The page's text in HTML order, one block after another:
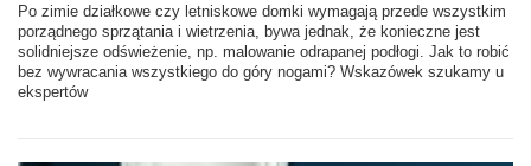
Po zimie działkowe czy letniskowe domki wymagają przede wszystkim
porządnego sprzątania i wietrzenia, bywa jednak, że konieczne jest
solidniejsze odświeżenie, np. malowanie odrapanej podłogi. Jak to robić
bez wywracania wszystkiego do góry nogami? Wskazówek szukamy u
ekspertów